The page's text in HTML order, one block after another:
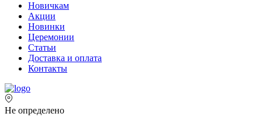
Новичкам
Акции
Новинки
Церемонии
Статьи
Доставка и оплата
Контакты
Не определено